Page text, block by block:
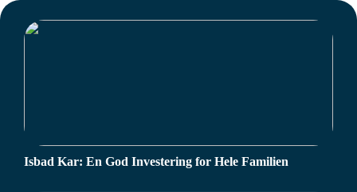
Isbad Kar: En God Investering for Hele Familien